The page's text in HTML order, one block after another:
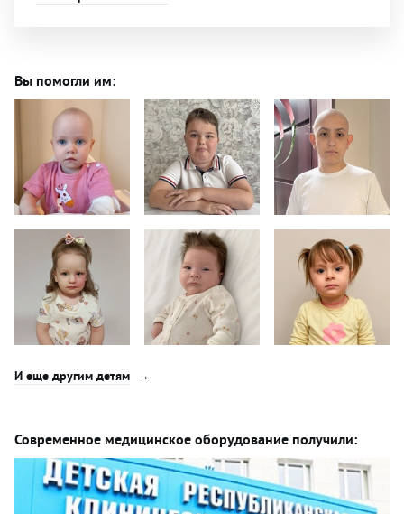
Вы помогли им:
И еще другим детям
Современное медицинское оборудование получили: